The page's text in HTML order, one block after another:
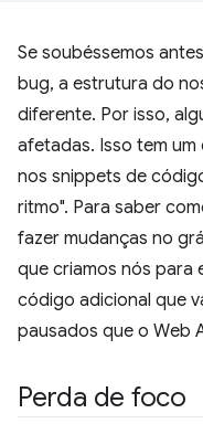
Se soubéssemos
bug, a estrutura do
diferente. Por isso,
afetadas. Isso tem
nos snippets de
ritmo". Para saber
fazer mudanças no
que criamos nós para
código adicional que
pausados que o Web
Perda de foco